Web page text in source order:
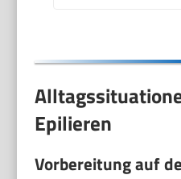
Epilieren
Vorbereitung auf